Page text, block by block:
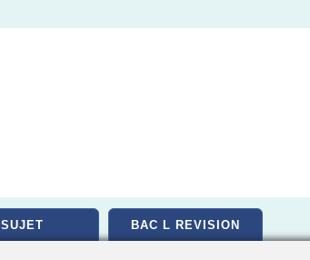
SUJET BAC L REVISION